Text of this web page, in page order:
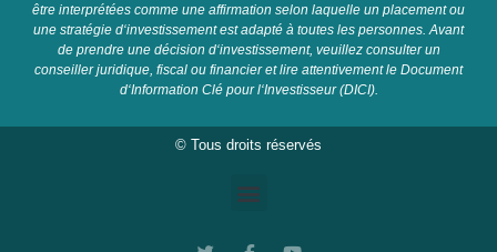
être interprétées comme une affirmation selon laquelle un placementou
une stratégie d‘investissementestadapté à toutes les personnes. Avant
deprendreunedécision d‘investissement, veuillezconsulterun
conseillerjuridique, fiscal ou financieretlire attentivementle Document
d‘Information Clépourl‘Investisseur(DICI).
© Tous droits réservés